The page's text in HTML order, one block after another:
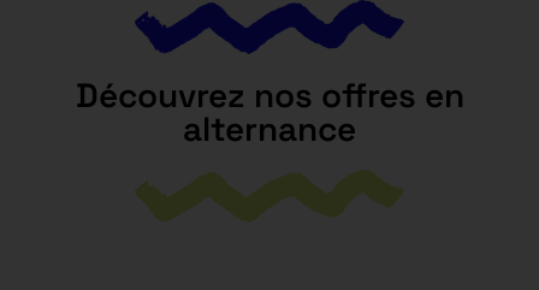
Découvrez nos offres en
alternance